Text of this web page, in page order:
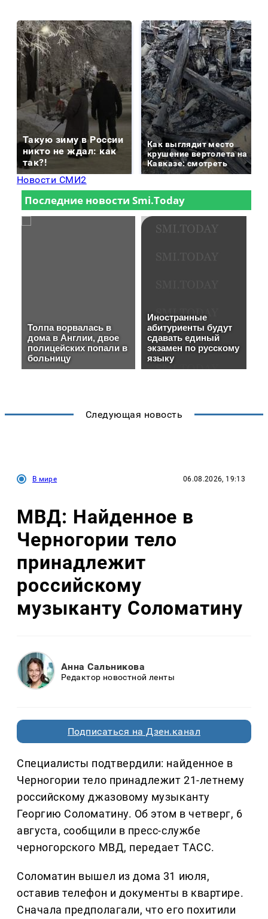
Такую зиму в России
никто не ждал: как
так?!
Как выглядит место
крушение вертолета на
Кавказе: смотреть
Новости СМИ2
Следующая новость
В мире 06.08.2026, 19:13
МВД: Найденное в
Черногории тело
принадлежит
российскому
музыканту Соломатину
Анна Сальникова
Редактор новостной ленты
Подписаться на Дзен.канал
Специалисты подтвердили: найденное в
Черногории тело принадлежит 21-летнему
российскому джазовому музыканту
Георгию Соломатину. Об этом в четверг, 6
августа, сообщили в пресс-службе
черногорского МВД, передает ТАСС.
Соломатин вышел из дома 31 июля,
оставив телефон и документы в квартире.
Сначала предполагали, что его похитили